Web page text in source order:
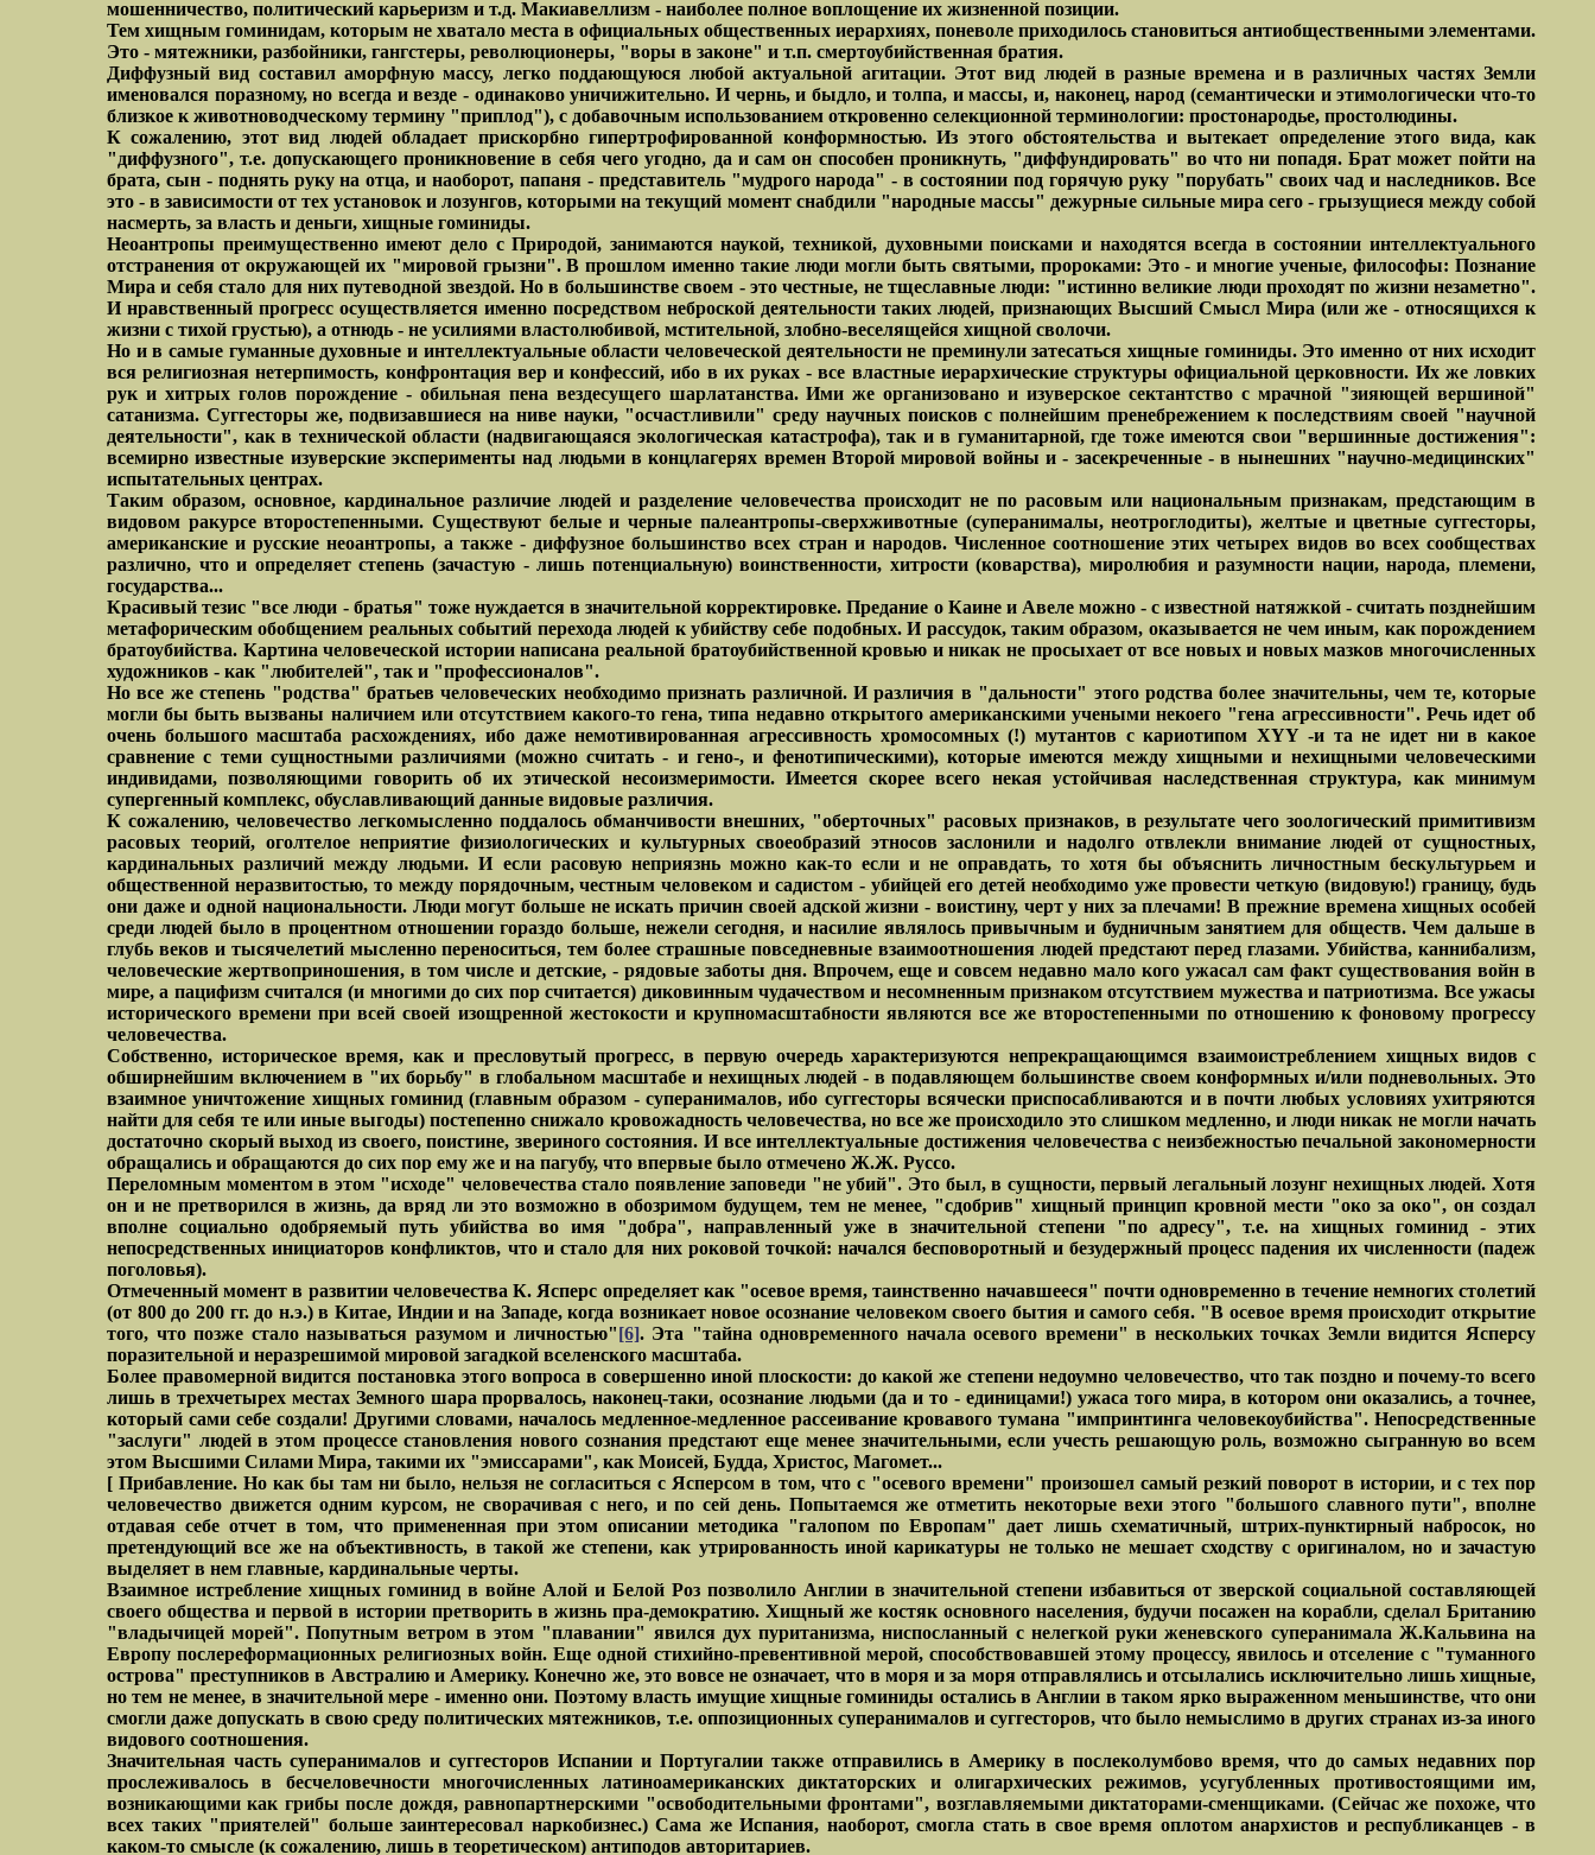
мошенничество, политический карьеризм и т.д. Макиавеллизм - наиболее полное воплощение их жизненной позиции.
Тем хищным гоминидам, которым не хватало места в официальных общественных иерархиях, поневоле приходилось становиться антиобщественными элементами.
Это - мятежники, разбойники, гангстеры, революционеры, "воры в законе" и т.п. смертоубийственная братия.
Диффузный вид составил аморфную массу, легко поддающуюся любой актуальной агитации. Этот вид людей в разные времена и в различных частях Земли
именовался поразному, но всегда и везде - одинаково уничижительно. И чернь, и быдло, и толпа, и массы, и, наконец, народ (семантически и этимологически что-то
близкое к животноводческому термину "приплод"), с добавочным использованием откровенно селекционной терминологии: простонародье, простолюдины.
К сожалению, этот вид людей обладает прискорбно гипертрофированной конформностью. Из этого обстоятельства и вытекает определение этого вида, как
"диффузного", т.е. допускающего проникновение в себя чего угодно, да и сам он способен проникнуть, "диффундировать" во что ни попадя. Брат может пойти на
брата, сын - поднять руку на отца, и наоборот, папаня - представитель "мудрого народа" - в состоянии под горячую руку "порубать" своих чад и наследников. Все
это - в зависимости от тех установок и лозунгов, которыми на текущий момент снабдили "народные массы" дежурные сильные мира сего - грызущиеся между собой
насмерть, за власть и деньги, хищные гоминиды.
Неоантропы преимущественно имеют дело с Природой, занимаются наукой, техникой, духовными поисками и находятся всегда в состоянии интеллектуального
отстранения от окружающей их "мировой грызни". В прошлом именно такие люди могли быть святыми, пророками: Это - и многие ученые, философы: Познание
Мира и себя стало для них путеводной звездой. Но в большинстве своем - это честные, не тщеславные люди: "истинно великие люди проходят по жизни незаметно".
И нравственный прогресс осуществляется именно посредством неброской деятельности таких людей, признающих Высший Смысл Мира (или же - относящихся к
жизни с тихой грустью), а отнюдь - не усилиями властолюбивой, мстительной, злобно-веселящейся хищной сволочи.
Но и в самые гуманные духовные и интеллектуальные области человеческой деятельности не преминули затесаться хищные гоминиды. Это именно от них исходит
вся религиозная нетерпимость, конфронтация вер и конфессий, ибо в их руках - все властные иерархические структуры официальной церковности. Их же ловких
рук и хитрых голов порождение - обильная пена вездесущего шарлатанства. Ими же организовано и изуверское сектантство с мрачной "зияющей вершиной"
сатанизма. Суггесторы же, подвизавшиеся на ниве науки, "осчастливили" среду научных поисков с полнейшим пренебрежением к последствиям своей "научной
деятельности", как в технической области (надвигающаяся экологическая катастрофа), так и в гуманитарной, где тоже имеются свои "вершинные достижения":
всемирно известные изуверские эксперименты над людьми в концлагерях времен Второй мировой войны и - засекреченные - в нынешних "научно-медицинских"
испытательных центрах.
Таким образом, основное, кардинальное различие людей и разделение человечества происходит не по расовым или национальным признакам, предстающим в
видовом ракурсе второстепенными. Существуют белые и черные палеантропы-сверхживотные (суперанималы, неотроглодиты), желтые и цветные суггесторы,
американские и русские неоантропы, а также - диффузное большинство всех стран и народов. Численное соотношение этих четырех видов во всех сообществах
различно, что и определяет степень (зачастую - лишь потенциальную) воинственности, хитрости (коварства), миролюбия и разумности нации, народа, племени,
государства...
Красивый тезис "все люди - братья" тоже нуждается в значительной корректировке. Предание о Каине и Авеле можно - с известной натяжкой - считать позднейшим
метафорическим обобщением реальных событий перехода людей к убийству себе подобных. И рассудок, таким образом, оказывается не чем иным, как порождением
братоубийства. Картина человеческой истории написана реальной братоубийственной кровью и никак не просыхает от все новых и новых мазков многочисленных
художников - как "любителей", так и "профессионалов".
Но все же степень "родства" братьев человеческих необходимо признать различной. И различия в "дальности" этого родства более значительны, чем те, которые
могли бы быть вызваны наличием или отсутствием какого-то гена, типа недавно открытого американскими учеными некоего "гена агрессивности". Речь идет об
очень большого масштаба расхождениях, ибо даже немотивированная агрессивность хромосомных (!) мутантов с кариотипом XYY -и та не идет ни в какое
сравнение с теми сущностными различиями (можно считать - и гено-, и фенотипическими), которые имеются между хищными и нехищными человеческими
индивидами, позволяющими говорить об их этической несоизмеримости. Имеется скорее всего некая устойчивая наследственная структура, как минимум
супергенный комплекс, обуславливающий данные видовые различия.
К сожалению, человечество легкомысленно поддалось обманчивости внешних, "оберточных" расовых признаков, в результате чего зоологический примитивизм
расовых теорий, оголтелое неприятие физиологических и культурных своеобразий этносов заслонили и надолго отвлекли внимание людей от сущностных,
кардинальных различий между людьми. И если расовую неприязнь можно как-то если и не оправдать, то хотя бы объяснить личностным бескультурьем и
общественной неразвитостью, то между порядочным, честным человеком и садистом - убийцей его детей необходимо уже провести четкую (видовую!) границу, будь
они даже и одной национальности. Люди могут больше не искать причин своей адской жизни - воистину, черт у них за плечами! В прежние времена хищных особей
среди людей было в процентном отношении гораздо больше, нежели сегодня, и насилие являлось привычным и будничным занятием для обществ. Чем дальше в
глубь веков и тысячелетий мысленно переноситься, тем более страшные повседневные взаимоотношения людей предстают перед глазами. Убийства, каннибализм,
человеческие жертвоприношения, в том числе и детские, - рядовые заботы дня. Впрочем, еще и совсем недавно мало кого ужасал сам факт существования войн в
мире, а пацифизм считался (и многими до сих пор считается) диковинным чудачеством и несомненным признаком отсутствием мужества и патриотизма. Все ужасы
исторического времени при всей своей изощренной жестокости и крупномасштабности являются все же второстепенными по отношению к фоновому прогрессу
человечества.
Собственно, историческое время, как и пресловутый прогресс, в первую очередь характеризуются непрекращающимся взаимоистреблением хищных видов с
обширнейшим включением в "их борьбу" в глобальном масштабе и нехищных людей - в подавляющем большинстве своем конформных и/или подневольных. Это
взаимное уничтожение хищных гоминид (главным образом - суперанималов, ибо суггесторы всячески приспосабливаются и в почти любых условиях ухитряются
найти для себя те или иные выгоды) постепенно снижало кровожадность человечества, но все же происходило это слишком медленно, и люди никак не могли начать
достаточно скорый выход из своего, поистине, звериного состояния. И все интеллектуальные достижения человечества с неизбежностью печальной закономерности
обращались и обращаются до сих пор ему же и на пагубу, что впервые было отмечено Ж.Ж. Руссо.
Переломным моментом в этом "исходе" человечества стало появление заповеди "не убий". Это был, в сущности, первый легальный лозунг нехищных людей. Хотя
он и не претворился в жизнь, да вряд ли это возможно в обозримом будущем, тем не менее, "сдобрив" хищный принцип кровной мести "око за око", он создал
вполне социально одобряемый путь убийства во имя "добра", направленный уже в значительной степени "по адресу", т.е. на хищных гоминид - этих
непосредственных инициаторов конфликтов, что и стало для них роковой точкой: начался бесповоротный и безудержный процесс падения их численности (падеж
поголовья).
Отмеченный момент в развитии человечества К. Ясперс определяет как "осевое время, таинственно начавшееся" почти одновременно в течение немногих столетий
(от 800 до 200 гг. до н.э.) в Китае, Индии и на Западе, когда возникает новое осознание человеком своего бытия и самого себя. "В осевое время происходит открытие
того, что позже стало называться разумом и личностью"[6]. Эта "тайна одновременного начала осевого времени" в нескольких точках Земли видится Ясперсу
поразительной и неразрешимой мировой загадкой вселенского масштаба.
Более правомерной видится постановка этого вопроса в совершенно иной плоскости: до какой же степени недоумно человечество, что так поздно и почему-то всего
лишь в трехчетырех местах Земного шара прорвалось, наконец-таки, осознание людьми (да и то - единицами!) ужаса того мира, в котором они оказались, а точнее,
который сами себе создали! Другими словами, началось медленное-медленное рассеивание кровавого тумана "импринтинга человекоубийства". Непосредственные
"заслуги" людей в этом процессе становления нового сознания предстают еще менее значительными, если учесть решающую роль, возможно сыгранную во всем
этом Высшими Силами Мира, такими их "эмиссарами", как Моисей, Будда, Христос, Магомет...
[ Прибавление. Но как бы там ни было, нельзя не согласиться с Ясперсом в том, что с "осевого времени" произошел самый резкий поворот в истории, и с тех пор
человечество движется одним курсом, не сворачивая с него, и по сей день. Попытаемся же отметить некоторые вехи этого "большого славного пути", вполне
отдавая себе отчет в том, что примененная при этом описании методика "галопом по Европам" дает лишь схематичный, штрих-пунктирный набросок, но
претендующий все же на объективность, в такой же степени, как утрированность иной карикатуры не только не мешает сходству с оригиналом, но и зачастую
выделяет в нем главные, кардинальные черты.
Взаимное истребление хищных гоминид в войне Алой и Белой Роз позволило Англии в значительной степени избавиться от зверской социальной составляющей
своего общества и первой в истории претворить в жизнь пра-демократию. Хищный же костяк основного населения, будучи посажен на корабли, сделал Британию
"владычицей морей". Попутным ветром в этом "плавании" явился дух пуританизма, ниспосланный с нелегкой руки женевского суперанимала Ж.Кальвина на
Европу послереформационных религиозных войн. Еще одной стихийно-превентивной мерой, способствовавшей этому процессу, явилось и отселение с "туманного
острова" преступников в Австралию и Америку. Конечно же, это вовсе не означает, что в моря и за моря отправлялись и отсылались исключительно лишь хищные,
но тем не менее, в значительной мере - именно они. Поэтому власть имущие хищные гоминиды остались в Англии в таком ярко выраженном меньшинстве, что они
смогли даже допускать в свою среду политических мятежников, т.е. оппозиционных суперанималов и суггесторов, что было немыслимо в других странах из-за иного
видового соотношения.
Значительная часть суперанималов и суггесторов Испании и Португалии также отправились в Америку в послеколумбово время, что до самых недавних пор
прослеживалось в бесчеловечности многочисленных латиноамериканских диктаторских и олигархических режимов, усугубленных противостоящими им,
возникающими как грибы после дождя, равнопартнерскими "освободительными фронтами", возглавляемыми диктаторами-сменщиками. (Сейчас же похоже, что
всех таких "приятелей" больше заинтересовал наркобизнес.) Сама же Испания, наоборот, смогла стать в свое время оплотом анархистов и республиканцев - в
каком-то смысле (к сожалению, лишь в теоретическом) антиподов авторитариев.